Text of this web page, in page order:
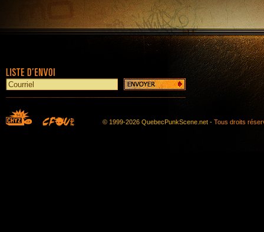
© 1999-2026 QuebecPunkScene.net - Tous droits